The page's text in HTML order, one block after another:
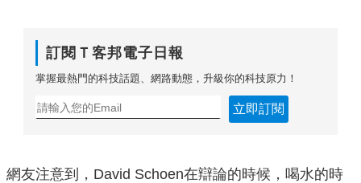
訂閱Ｔ客邦電子日報
掌握最熱門的科技話題、網路動態，升級你的科技原力！
立即訂閱
網友注意到，David Schoen在辯論的時候，喝水的時